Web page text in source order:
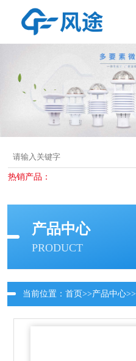
热销产品：
产品中心
PRODUCT
当前位置： 首页>>产品中心>>